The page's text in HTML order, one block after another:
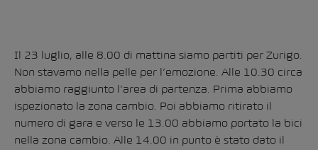
Il 23 luglio, alle 8.00 di mattina siamo partiti per Zurigo.
Non stavamo nella pelle per l’emozione. Alle 10.30 circa
abbiamo raggiunto l’area di partenza. Prima abbiamo
ispezionato la zona cambio. Poi abbiamo ritirato il
numero di gara e verso le 13.00 abbiamo portato la bici
nella zona cambio. Alle 14.00 in punto è stato dato il